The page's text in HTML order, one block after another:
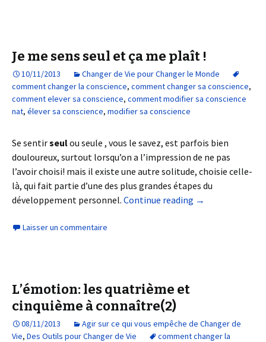
Je me sens seul et ça me plaît !
10/11/2013
Changer de Vie pour Changer le Monde
comment changer la conscience, comment changer sa conscience,
comment elever sa conscience, comment modifier sa conscience
nat, élever sa conscience, modifier sa conscience
Se sentirseulou seule , vous le savez, est parfois bien
douloureux, surtout lorsqu’on a l’impression de ne pas
l’avoir choisi! mais il existe une autre solitude, choisie celle-
là, qui fait partie d’une des plus grandes étapes du
développement personnel. Continue reading →
Laisser un commentaire
L’émotion: les quatrième et
cinquième à connaître(2)
08/11/2013
Agir sur ce qui vous empêche de Changer de
Vie, Des Outils pour Changer de Vie comment changer la